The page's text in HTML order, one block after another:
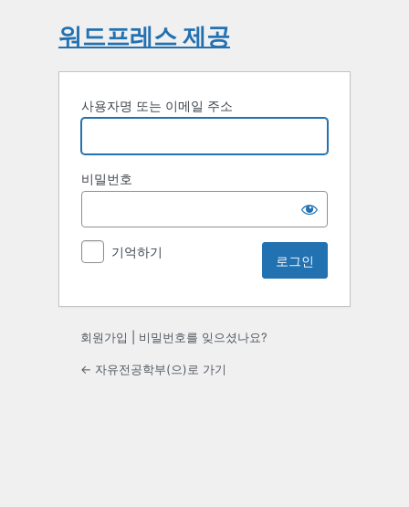
워드프레스 제공
사용자명 또는 이메일 주소
비밀번호
기억하기
회원가입 비밀번호를 잊으셨나요?
← 자유전공학부(으)로 가기